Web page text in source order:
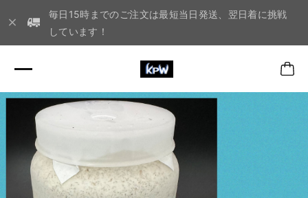
毎日15時までのご注文は最短当日発送、翌日着に挑戦
しています！